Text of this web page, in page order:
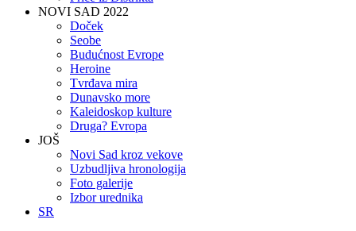
NOVI SAD 2022
Doček
Seobe
Budućnost Evrope
Heroine
Tvrđava mira
Dunavsko more
Kaleidoskop kulture
Druga? Evropa
JOŠ
Novi Sad kroz vekove
Uzbudljiva hronologija
Foto galerije
Izbor urednika
SR